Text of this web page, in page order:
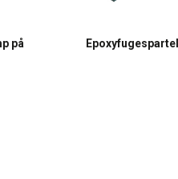
på
Epoxyfugespartel